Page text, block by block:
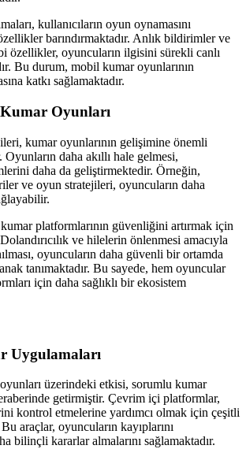
kullanıcıların oyun oynamasını
barındırmaktadır. Anlık bildirimler ve
özellikler, oyuncuların ilgisini sürekli canlı
Bu durum, mobil kumar oyunlarının
katkı sağlamaktadır.
Oyunları
kumar oyunlarının gelişimine önemli
Oyunların daha akıllı hale gelmesi,
daha da geliştirmektedir. Örneğin,
ve oyun stratejileri, oyuncuların daha
platformlarının güvenliğini artırmak için
ve hilelerin önlenmesi amacıyla
oyuncuların daha güvenli bir ortamda
tanımaktadır. Bu sayede, hem oyuncular
için daha sağlıklı bir ekosistem
Uygulamaları
üzerindeki etkisi, sorumlu kumar
getirmiştir. Çevrim içi platformlar,
kontrol etmelerine yardımcı olmak için çeşitli
araçlar, oyuncuların kayıplarını
bilinçli kararlar almalarını sağlamaktadır.